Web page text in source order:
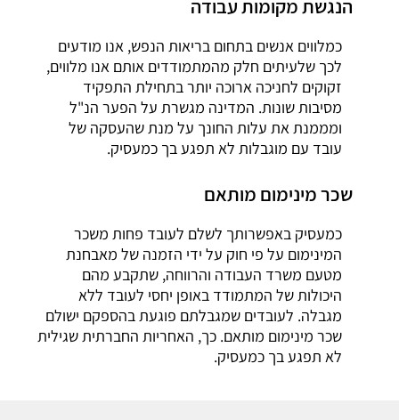
כמלווים אנשים בתחום בריאות הנפש, אנו מודעים
לכך שלעיתים חלק מהמתמודדים אותם אנו מלווים,
זקוקים לחניכה ארוכה יותר בתחילת התפקיד
מסיבות שונות. המדינה מגשרת על הפער הנ"ל
ומממנת את עלות החונך על מנת שהעסקה של
עובד עם מוגבלות לא תפגע בך כמעסיק.
הנגשת מקומות עבודה
כמעסיק באפשרותך לשלם לעובד פחות משכר
המינימום על פי חוק על ידי הזמנה של מאבחנת
מטעם משרד העבודה והרווחה, שתקבע מהם
היכולות של המתמודד באופן יחסי לעובד ללא
מגבלה. לעובדים שמגבלתם פוגעת בהספקם ישולם
שכר מינימום מותאם. כך, האחריות החברתית שגילית
לא תפגע בך כמעסיק.
שכר מינימום מותאם